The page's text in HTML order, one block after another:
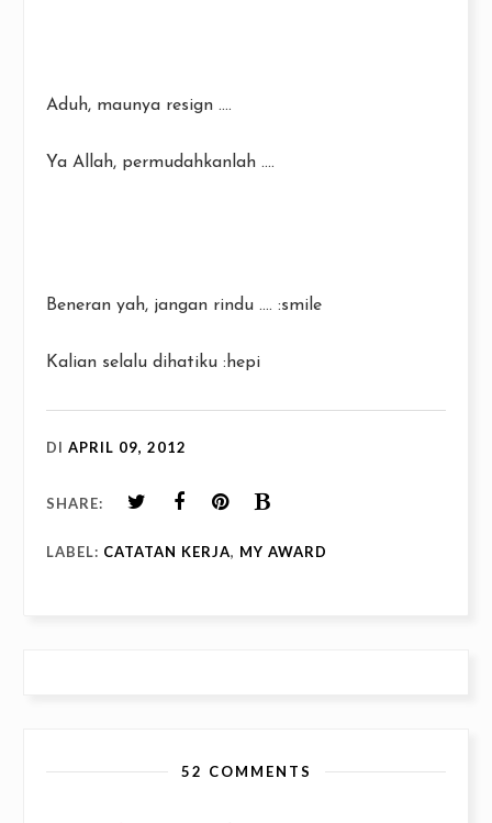
Aduh, maunya resign ....
Ya Allah, permudahkanlah ....
Beneran yah, jangan rindu .... :smile
Kalian selalu dihatiku :hepi
DI APRIL 09, 2012
SHARE:
LABEL: CATATAN KERJA, MY AWARD
52 COMMENTS